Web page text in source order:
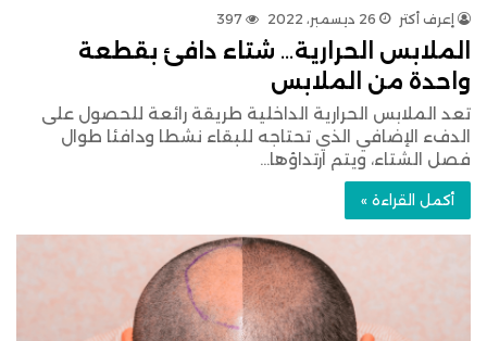
إعرف أكتر 26 ديسمبر، 2022 397
الملابس الحرارية… شتاء دافئ بقطعة
واحدة من الملابس
تعد الملابس الحرارية الداخلية طريقة رائعة للحصول على
الدفء الإضافي الذي تحتاجه للبقاء نشطا ودافئا طوال
فصل الشتاء، ويتم ارتداؤها…
أكمل القراءة »